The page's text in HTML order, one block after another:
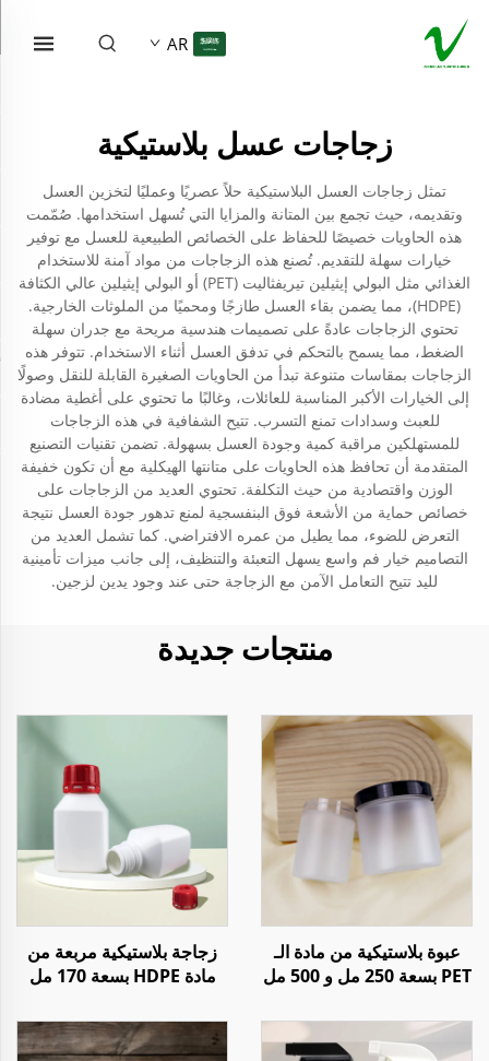
AR
زجاجات عسل بلاستيكية
تمثل زجاجات العسل البلاستيكية حلاً عصريًا وعمليًا لتخزين العسل
وتقديمه، حيث تجمع بين المتانة والمزايا التي تُسهل استخدامها. صُمّمت
هذه الحاويات خصيصًا للحفاظ على الخصائص الطبيعية للعسل مع توفير
خيارات سهلة للتقديم. تُصنع هذه الزجاجات من مواد آمنة للاستخدام
الغذائي مثل البولي إيثيلين تيريفثاليت (PET) أو البولي إيثيلين عالي الكثافة
(HDPE)، مما يضمن بقاء العسل طازجًا ومحميًا من الملوثات الخارجية.
تحتوي الزجاجات عادةً على تصميمات هندسية مريحة مع جدران سهلة
الضغط، مما يسمح بالتحكم في تدفق العسل أثناء الاستخدام. تتوفر هذه
الزجاجات بمقاسات متنوعة تبدأ من الحاويات الصغيرة القابلة للنقل وصولًا
إلى الخيارات الأكبر المناسبة للعائلات، وغالبًا ما تحتوي على أغطية مضادة
للعبث وسدادات تمنع التسرب. تتيح الشفافية في هذه الزجاجات
للمستهلكين مراقبة كمية وجودة العسل بسهولة. تضمن تقنيات التصنيع
المتقدمة أن تحافظ هذه الحاويات على متانتها الهيكلية مع أن تكون خفيفة
الوزن واقتصادية من حيث التكلفة. تحتوي العديد من الزجاجات على
خصائص حماية من الأشعة فوق البنفسجية لمنع تدهور جودة العسل نتيجة
التعرض للضوء، مما يطيل من عمره الافتراضي. كما تشمل العديد من
التصاميم خيار فم واسع يسهل التعبئة والتنظيف، إلى جانب ميزات تأمينية
لليد تتيح التعامل الآمن مع الزجاجة حتى عند وجود يدين لزجين.
منتجات جديدة
عبوة بلاستيكية من مادة الـ
PET بسعة 250 مل و 500 مل
العناية بالجسم
زجاجة بلاستيكية مربعة من
مادة HDPE بسعة 170 مل
السوائل أو المساحيق مع
غطاء مقاوم للأطفال